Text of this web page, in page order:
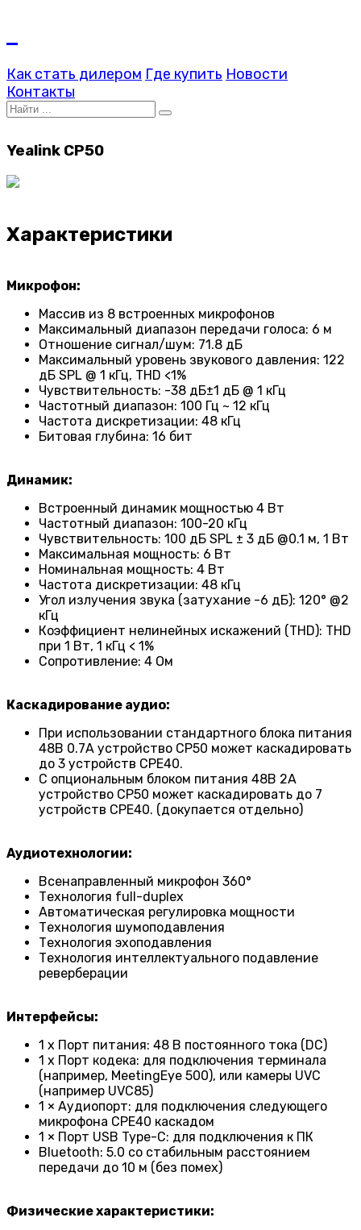
Как стать дилером Где купить Новости
Контакты
Yealink CP50
Характеристики
Микрофон:
Массив из 8 встроенных микрофонов
Максимальный диапазон передачи голоса: 6 м
Отношение сигнал/шум: 71.8 дБ
Максимальный уровень звукового давления: 122
дБ SPL @ 1 кГц, THD <1%
Чувствительность: -38 дБ±1 дБ @ 1 кГц
Частотный диапазон: 100 Гц ~ 12 кГц
Частота дискретизации: 48 кГц
Битовая глубина: 16 бит
Динамик:
Встроенный динамик мощностью 4 Вт
Частотный диапазон: 100-20 кГц
Чувствительность: 100 дБ SPL ± 3 дБ @0.1 м, 1 Вт
Максимальная мощность: 6 Вт
Номинальная мощность: 4 Вт
Частота дискретизации: 48 кГц
Угол излучения звука (затухание -6 дБ): 120° @2
кГц
Коэффициент нелинейных искажений (THD): THD
при 1 Вт, 1 кГц < 1%
Сопротивление: 4 Ом
Каскадирование аудио:
При использовании стандартного блока питания
48В 0.7А устройство CP50 может каскадировать
до 3 устройств CPE40.
С опциональным блоком питания 48В 2А
устройство CP50 может каскадировать до 7
устройств CPE40. (докупается отдельно)
Аудиотехнологии:
Всенаправленный микрофон 360°
Технология full-duplex
Автоматическая регулировка мощности
Технология шумоподавления
Технология эхоподавления
Технология интеллектуального подавление
реверберации
Интерфейсы:
1 х Порт питания: 48 В постоянного тока (DC)
1 x Порт кодека: для подключения терминала
(например, MeetingEye 500), или камеры UVC
(например UVC85)
1 × Аудиопорт: для подключения следующего
микрофона CPE40 каскадом
1 × Порт USB Type-C: для подключения к ПК
Bluetooth: 5.0 со стабильным расстоянием
передачи до 10 м (без помех)
Физические характеристики: